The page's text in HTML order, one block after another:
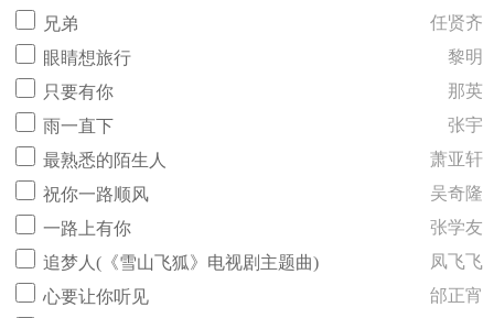
兄弟
任贤齐
眼睛想旅行
黎明
只要有你
那英
雨一直下
张宇
最熟悉的陌生人
萧亚轩
祝你一路顺风
吴奇隆
一路上有你
张学友
追梦人(《雪山飞狐》电视剧主题曲)
凤飞飞
心要让你听见
邰正宵